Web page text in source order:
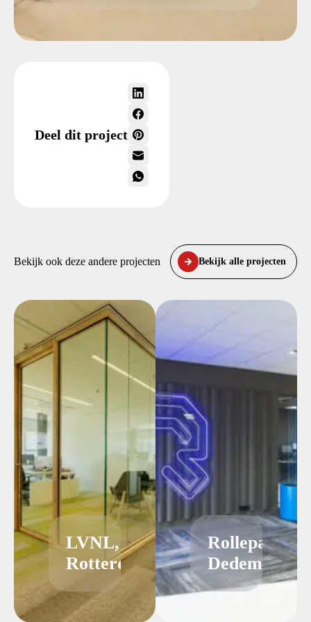
Deel dit project
Bekijk ook deze andere projecten Bekijk alle projecten
LVNL,
Rotterdam
Rollepaal
Dedemsvaart